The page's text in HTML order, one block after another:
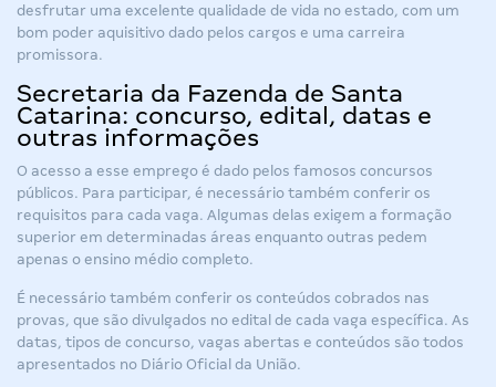
desfrutar uma excelente qualidade de vida no estado, com um
bom poder aquisitivo dado pelos cargos e uma carreira
promissora.
Secretaria da Fazenda de Santa
Catarina: concurso, edital, datas e
outras informações
O acesso a esse emprego é dado pelos famosos concursos
públicos. Para participar, é necessário também conferir os
requisitos para cada vaga. Algumas delas exigem a formação
superior em determinadas áreas enquanto outras pedem
apenas o ensino médio completo.
É necessário também conferir os conteúdos cobrados nas
provas, que são divulgados no edital de cada vaga específica. As
datas, tipos de concurso, vagas abertas e conteúdos são todos
apresentados no Diário Oficial da União.